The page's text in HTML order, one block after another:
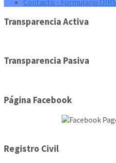
Contacto - Formulario OIRS
Transparencia Activa
Transparencia Pasiva
Página Facebook
Registro Civil